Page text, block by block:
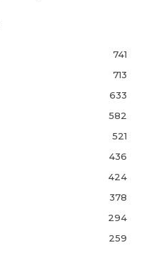
741
713
633
582
521
436
424
378
294
259